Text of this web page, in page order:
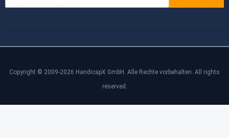
Copyright © 2009-2026 HandicapX GmbH. Alle Rechte vorbehalten. All rights
reserved.